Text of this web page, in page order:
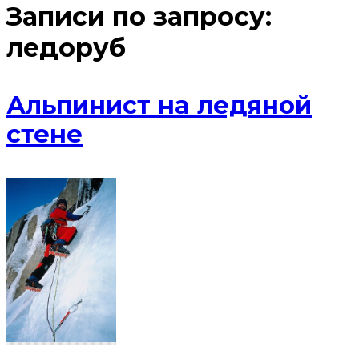
Записи по запросу:
ледоруб
Альпинист на ледяной
стене